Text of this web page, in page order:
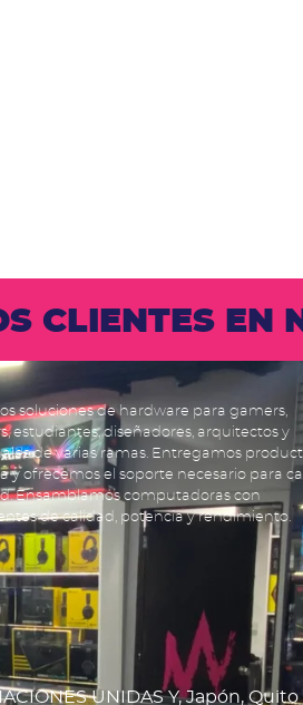
CLIENTES EN
soluciones de hardware para gamers,
estudiantes, diseñadores, arquitectos y
de varias ramas. Entregamos
y ofrecemos el soporte necesario para
Ensamblamos computadoras con
de calidad, potencia y rendimiento.
UNIDAS Y, Japón, Quito